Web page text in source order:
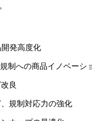
発高度化
制への商品イノベーシ
良
規制対応力の強化